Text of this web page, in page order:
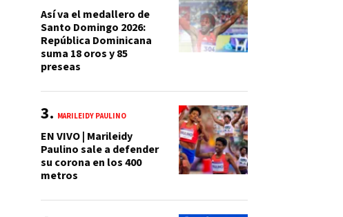
Así va el medallero de
Santo Domingo 2026:
República Dominicana
suma 18 oros y 85
preseas
MARILEIDY PAULINO
EN VIVO | Marileidy
Paulino sale a defender
su corona en los 400
metros